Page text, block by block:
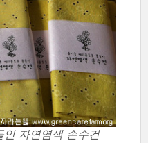
인 자연염색 손수건